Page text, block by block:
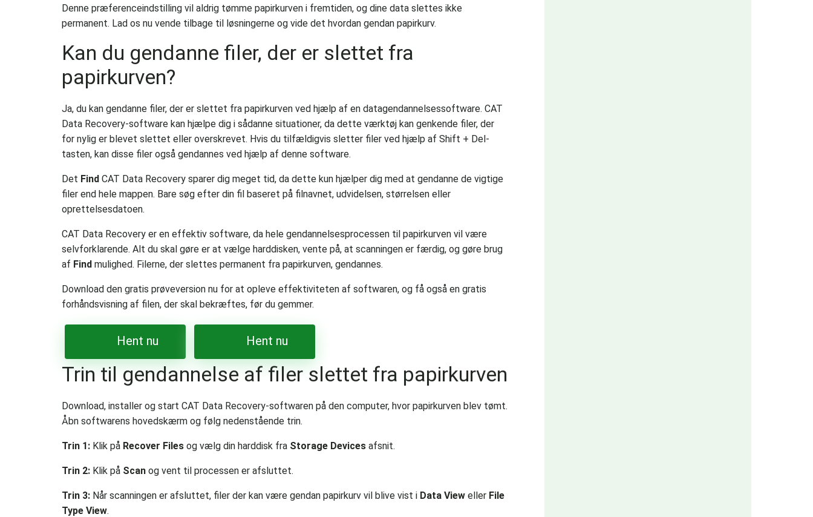
Denne præferenceindstilling vil aldrig tømme papirkurven i fremtiden, og dine data slettes ikke
permanent. Lad os nu vende tilbage til løsningerne og vide det hvordan gendan papirkurv.
Kan du gendanne filer, der er slettet fra
papirkurven?
Ja, du kan gendanne filer, der er slettet fra papirkurven ved hjælp af en datagendannelsessoftware. CAT
Data Recovery-software kan hjælpe dig i sådanne situationer, da dette værktøj kan genkende filer, der
for nylig er blevet slettet eller overskrevet. Hvis du tilfældigvis sletter filer ved hjælp af Shift + Del-
tasten, kan disse filer også gendannes ved hjælp af denne software.
Det Find CAT Data Recovery sparer dig meget tid, da dette kun hjælper dig med at gendanne de vigtige
filer end hele mappen. Bare søg efter din fil baseret på filnavnet, udvidelsen, størrelsen eller
oprettelsesdatoen.
CAT Data Recovery er en effektiv software, da hele gendannelsesprocessen til papirkurven vil være
selvforklarende. Alt du skal gøre er at vælge harddisken, vente på, at scanningen er færdig, og gøre brug
af Find mulighed. Filerne, der slettes permanent fra papirkurven, gendannes.
Download den gratis prøveversion nu for at opleve effektiviteten af softwaren, og få også en gratis
forhåndsvisning af filen, der skal bekræftes, før du gemmer.
Hent nu Hent nu
Trin til gendannelse af filer slettet fra papirkurven
Download, installer og start CAT Data Recovery-softwaren på den computer, hvor papirkurven blev tømt.
Åbn softwarens hovedskærm og følg nedenstående trin.
Trin 1: Klik på Recover Files og vælg din harddisk fra Storage Devices afsnit.
Trin 2: Klik på Scan og vent til processen er afsluttet.
Trin 3: Når scanningen er afsluttet, filer der kan være gendan papirkurv vil blive vist i Data View eller File
Type View.